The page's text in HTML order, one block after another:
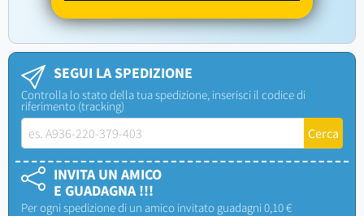
SEGUI LA SPEDIZIONE
Controlla lo stato della tua spedizione, inserisci il codice di
riferimento (tracking)
INVITA UN AMICO
E GUADAGNA !!!
Per ogni spedizione di un amico invitato guadagni 0,10 €